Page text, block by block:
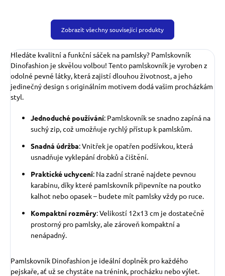
Zobrazit všechny související produkty
Hledáte kvalitní a funkční sáček na pamlsky? Pamlskovník
Dinofashion je skvělou volbou! Tento pamlskovník je vyroben z
odolné pevné látky, která zajistí dlouhou životnost, a jeho
jedinečný design s originálním motivem dodá vašim procházkám
styl.
Jednoduché používání: Pamlskovník se snadno zapíná na
suchý zip, což umožňuje rychlý přístup k pamlskům.
Snadná údržba: Vnitřek je opatřen podšívkou, která
usnadňuje vyklepání drobků a čištění.
Praktické uchycení: Na zadní straně najdete pevnou
karabinu, díky které pamlskovník připevníte na poutko
kalhot nebo opasek – budete mít pamlsky vždy po ruce.
Kompaktní rozměry: Velikostí 12x13 cm je dostatečně
prostorný pro pamlsky, ale zároveň kompaktní a
nenápadný.
Pamlskovník Dinofashion je ideální doplněk pro každého
pejskaře, ať už se chystáte na trénink, procházku nebo výlet.